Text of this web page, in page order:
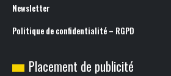
Newsletter
Politique de confidentialité – RGPD
Placement de publicité